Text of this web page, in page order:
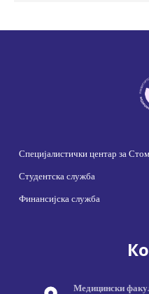
Специјалистички центар за
Студентска служба
Финансијска служба
Медицински